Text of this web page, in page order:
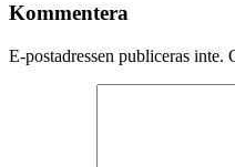
Kommentera
E-postadressen publiceras inte.